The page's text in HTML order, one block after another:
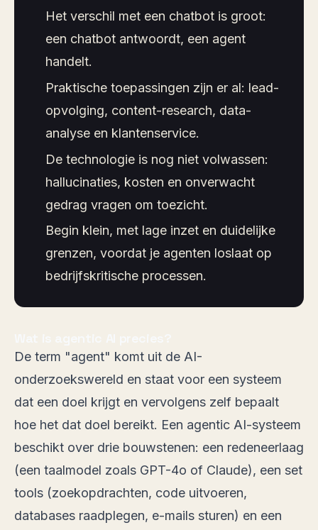
Het verschil met een chatbot is groot:
een chatbot antwoordt, een agent
handelt.
Praktische toepassingen zijn er al: lead-
opvolging, content-research, data-
analyse en klantenservice.
De technologie is nog niet volwassen:
hallucinaties, kosten en onverwacht
gedrag vragen om toezicht.
Begin klein, met lage inzet en duidelijke
grenzen, voordat je agenten loslaat op
bedrijfskritische processen.
De term "agent" komt uit de AI-
onderzoekswereld en staat voor een systeem
dat een doel krijgt en vervolgens zelf bepaalt
hoe het dat doel bereikt. Een agentic AI-systeem
beschikt over drie bouwstenen: een redeneerlaag
(een taalmodel zoals GPT-4o of Claude), een set
tools (zoekopdrachten, code uitvoeren,
databases raadplegen, e-mails sturen) en een